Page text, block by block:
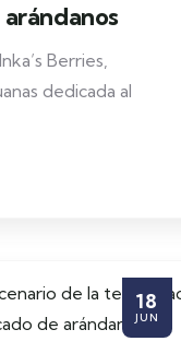
Berries,
dedicada al
18
JUN